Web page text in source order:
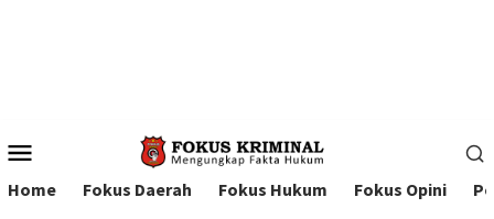
Menu
Home Fokus Daerah Fokus Hukum Fokus Opini